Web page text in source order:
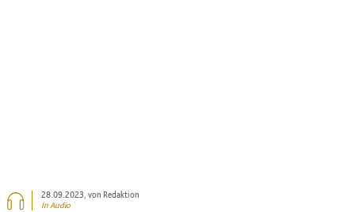
28.09.2023, von Redaktion
In Audio